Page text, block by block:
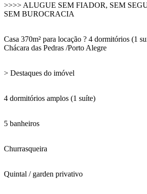
>>>> ALUGUE SEM FIADOR, SEM
SEM BUROCRACIA
Casa 370m² para locação ? 4 dormitórios (1
Chácara das Pedras /Porto Alegre
> Destaques do imóvel
4 dormitórios amplos (1 suíte)
5 banheiros
Churrasqueira
Quintal / garden privativo